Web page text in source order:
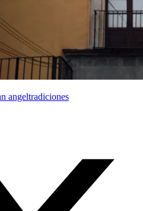
angeltradiciones